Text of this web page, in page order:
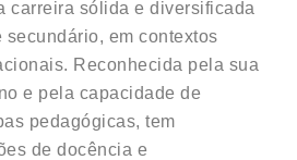
carreira sólida e diversificada
em contextos
Reconhecida pela sua
e pela capacidade de
pedagógicas, tem
de docência e